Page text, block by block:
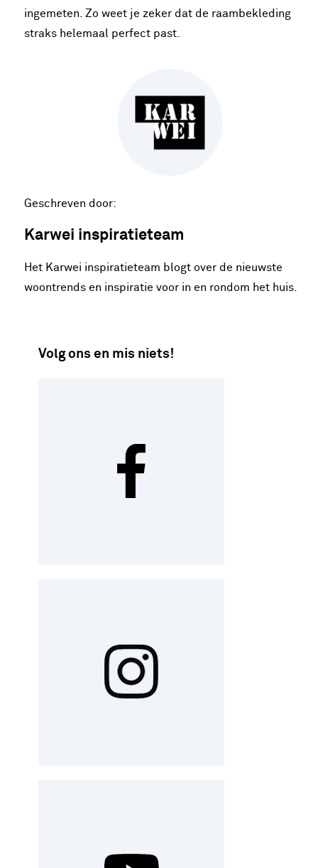
ingemeten. Zo weet je zeker dat de raambekleding
straks helemaal perfect past.
Geschreven door:
Karwei inspiratieteam
Het Karwei inspiratieteam blogt over de nieuwste
woontrends en inspiratie voor in en rondom het huis.
Volg ons en mis niets!